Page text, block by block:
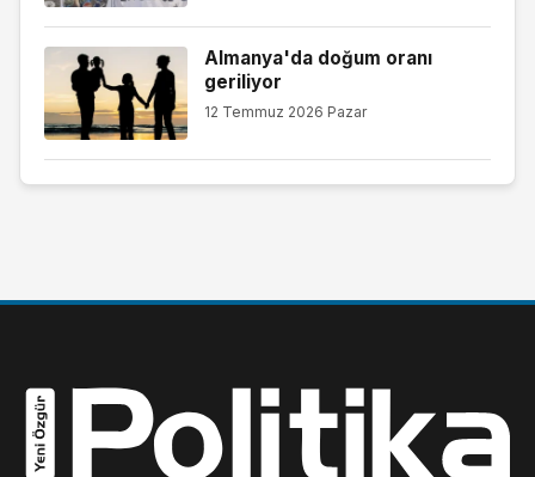
Almanya'da doğum oranı
geriliyor
12 Temmuz 2026 Pazar